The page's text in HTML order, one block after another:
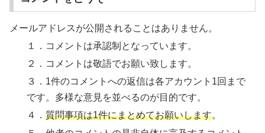
メールアドレスが公開されることはありません。
１．コメントは承認制となっています。
２．コメントは敬語でお願い致します。
３．1件のコメントへの返信は各アカウント1回まで
です。多様な意見を並べるのが目的です。
４．質問事項は1件にまとめてお願いします。